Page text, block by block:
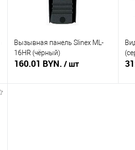
Вызывная панель Slinex ML-
16HR (чёрный)
160.01 BYN. / шт